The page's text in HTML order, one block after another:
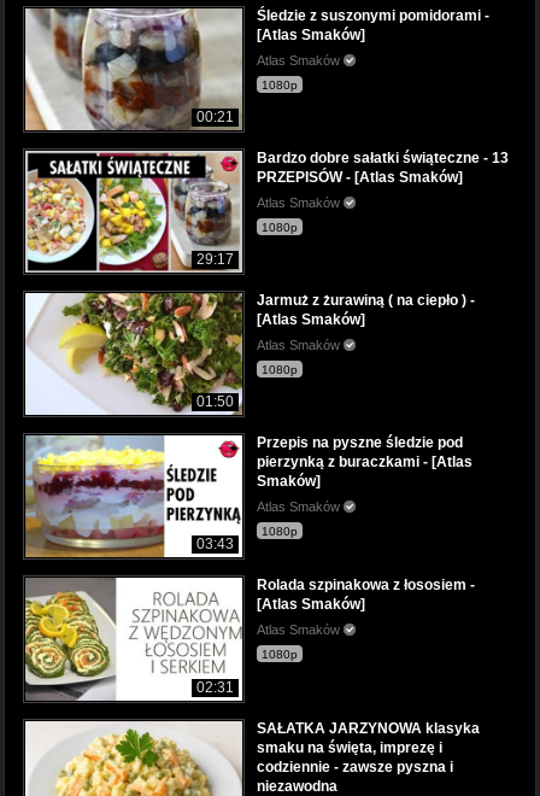
00:21
Śledzie z suszonymi pomidorami -
[Atlas Smaków]
Atlas Smaków
1080p
29:17
Bardzo dobre sałatki świąteczne - 13
PRZEPISÓW - [Atlas Smaków]
Atlas Smaków
1080p
01:50
Jarmuż z żurawiną ( na ciepło ) -
[Atlas Smaków]
Atlas Smaków
1080p
03:43
Przepis na pyszne śledzie pod
pierzynką z buraczkami - [Atlas
Smaków]
Atlas Smaków
1080p
02:31
Rolada szpinakowa z łososiem -
[Atlas Smaków]
Atlas Smaków
1080p
SAŁATKA JARZYNOWA klasyka
smaku na święta, imprezę i
codziennie - zawsze pyszna i
niezawodna